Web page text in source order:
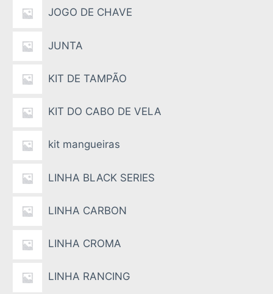
JOGO DE CHAVE
JUNTA
KIT DE TAMPÃO
KIT DO CABO DE VELA
kit mangueiras
LINHA BLACK SERIES
LINHA CARBON
LINHA CROMA
LINHA RANCING